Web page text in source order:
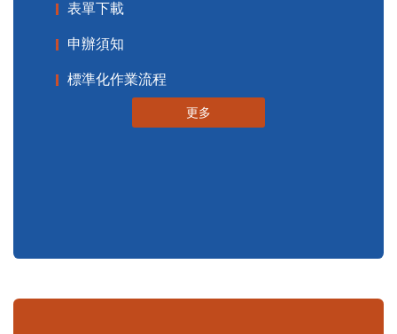
表單下載
申辦須知
標準化作業流程
更多